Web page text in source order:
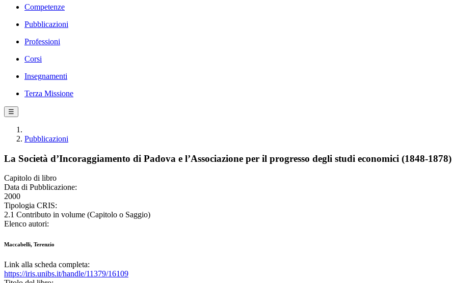
Competenze
Pubblicazioni
Professioni
Corsi
Insegnamenti
Terza Missione
☰
Pubblicazioni
La Società d’Incoraggiamento di Padova e l’Associazione per il progresso degli studi economici (1848-1878)
Capitolo di libro
Data di Pubblicazione:
2000
Tipologia CRIS:
2.1 Contributo in volume (Capitolo o Saggio)
Elenco autori:
Maccabelli, Terenzio
Link alla scheda completa:
https://iris.unibs.it/handle/11379/16109